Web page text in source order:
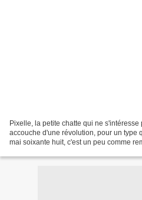
Pixelle, la petite chatte qui ne
accouche d'une révolution, pour un type
mai soixante huit, c'est un peu comme